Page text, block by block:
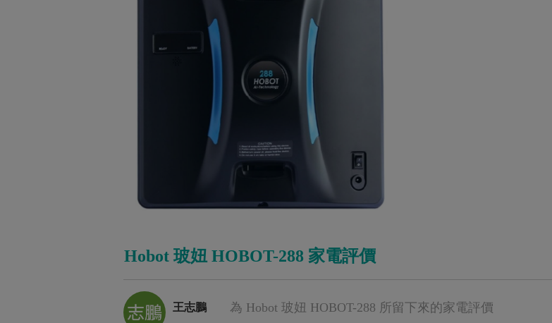
Hobot 玻妞 HOBOT-288 家電評價
王志鵬 為 Hobot 玻妞 HOBOT-288 所留下來的家電評價